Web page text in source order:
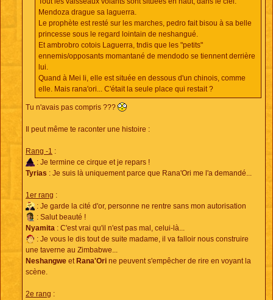
Mendoza drague sa laguerra.
Le prophète est resté sur les marches, pedro fait bisou à sa belle
princesse sous le regard lointain de neshangué.
Et ambrobro cotois Laguerra, tndis que les "petits"
ennemis/opposants momantané de mendodo se tiennent derrière
lui.
Quand à Mei li, elle est située en dessous d'un chinois, comme
elle. Mais rana'ori... C'était la seule place qui restait ?
Tu n'avais pas compris ???
Il peut même te raconter une histoire :
Rang -1 :
: Je termine ce cirque et je repars !
Tyrias : Je suis là uniquement parce que Rana'Ori me l'a demandé...
1er rang :
: Je garde la cité d'or, personne ne rentre sans mon autorisation
: Salut beauté !
Nyamita : C'est vrai qu'il n'est pas mal, celui-là...
: Je vous le dis tout de suite madame, il va falloir nous construire
une taverne au Zimbabwe...
Neshangwe et Rana'Ori ne peuvent s'empêcher de rire en voyant la
scène.
2e rang :